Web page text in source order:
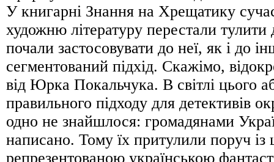
У книгарні Знання на Хрещатику
художню літературу перестали
почали застосовувати до неї, як і до
сегментований підхід. Скажімо,
від Юрка Покальчука. В світлі цього
правильного підходу для детективів
одно не знайшлося: громадянами
написано. Тому їх притулили поруч
репрезентованою українською